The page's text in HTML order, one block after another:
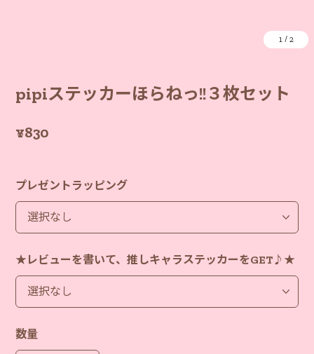
1/ 2
pipiステッカーほらねっ!!３枚セット
¥830
プレゼントラッピング
★レビューを書いて、推しキャラステッカーをGET♪★
数量